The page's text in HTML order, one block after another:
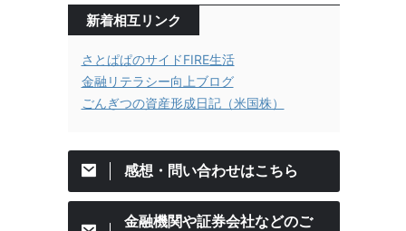
新着相互リンク
さとぱぱのサイドFIRE生活
金融リテラシー向上ブログ
ごんぎつの資産形成日記（米国株）
感想・問い合わせはこちら
金融機関や証券会社などのご